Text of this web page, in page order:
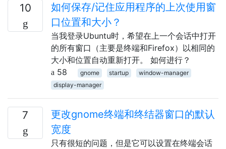
10
如何保存/记住应用程序的上次使用窗
口位置和大小？
当我登录Ubuntu时，希望在上一个会话中打开
的所有窗口（主要是终端和Firefox）以相同的
大小和位置自动重新打开。 如何进行？
58
gnome startup
window-manager
display-manager
7
更改gnome终端和终结器窗口的默认
宽度
只有很短的问题，但是它可以设置在终端会话